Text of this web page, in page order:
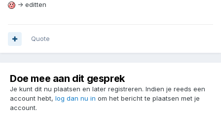
-> editten
Quote
Doe mee aan dit gesprek
Je kunt dit nu plaatsen en later registreren. Indien je reeds een
account hebt, log dan nu in om het bericht te plaatsen met je
account.